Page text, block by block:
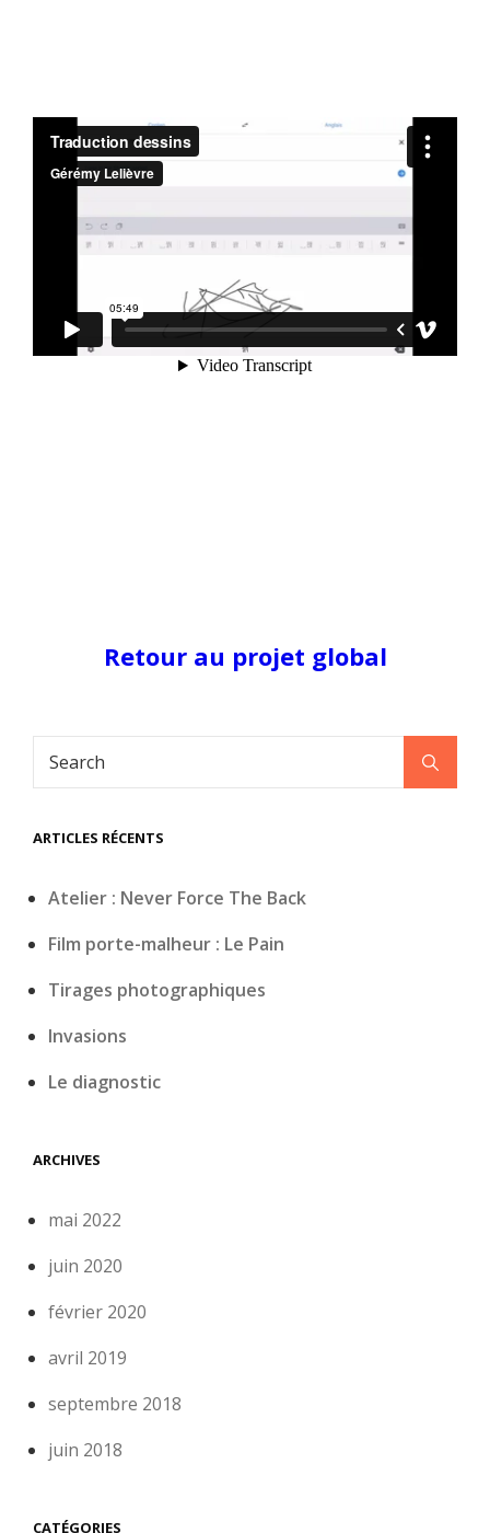
Retour au projet global
Search
ARTICLES RÉCENTS
Atelier : Never Force The Back
Film porte-malheur : Le Pain
Tirages photographiques
Invasions
Le diagnostic
ARCHIVES
mai 2022
juin 2020
février 2020
avril 2019
septembre 2018
juin 2018
CATÉGORIES